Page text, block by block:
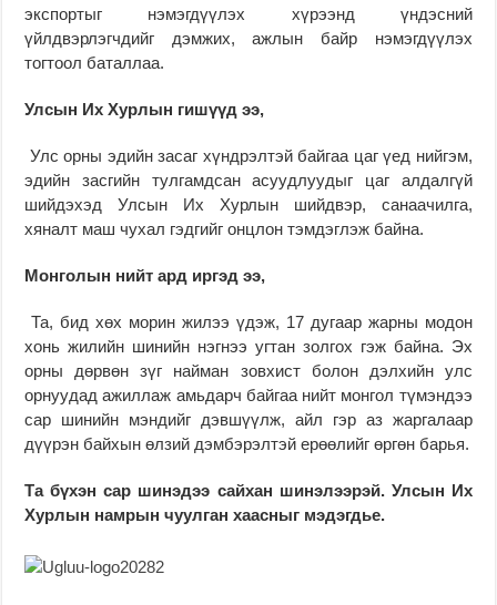
экспортыг нэмэгдүүлэх хүрээнд үндэсний
үйлдвэрлэгчдийг дэмжих, ажлын байр нэмэгдүүлэх
тогтоол баталлаа.
Улсын Их Хурлын гишүүд ээ,
Улс орны эдийн засаг хүндрэлтэй байгаа цаг үед нийгэм,
эдийн засгийн тулгамдсан асуудлуудыг цаг алдалгүй
шийдэхэд Улсын Их Хурлын шийдвэр, санаачилга,
хяналт маш чухал гэдгийг онцлон тэмдэглэж байна.
Монголын нийт ард иргэд ээ,
Та, бид хөх морин жилээ үдэж, 17 дугаар жарны модон
хонь жилийн шинийн нэгнээ угтан золгох гэж байна. Эх
орны дөрвөн зүг найман зовхист болон дэлхийн улс
орнуудад ажиллаж амьдарч байгаа нийт монгол түмэндээ
сар шинийн мэндийг дэвшүүлж, айл гэр аз жаргалаар
дүүрэн байхын өлзий дэмбэрэлтэй ерөөлийг өргөн барья.
Та бүхэн сар шинэдээ сайхан шинэлээрэй. Улсын Их
Хурлын намрын чуулган хаасныг мэдэгдье.